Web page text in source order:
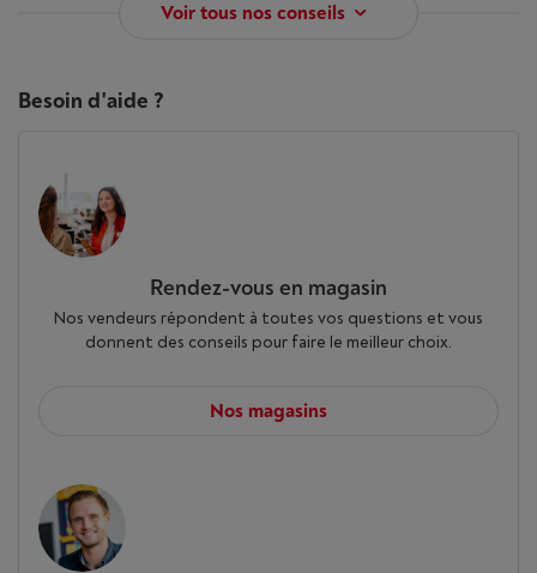
Voir tous nos conseils
Besoin d'aide ?
Rendez-vous en magasin
Nos vendeurs répondent à toutes vos questions et vous
donnent des conseils pour faire le meilleur choix.
Nos magasins